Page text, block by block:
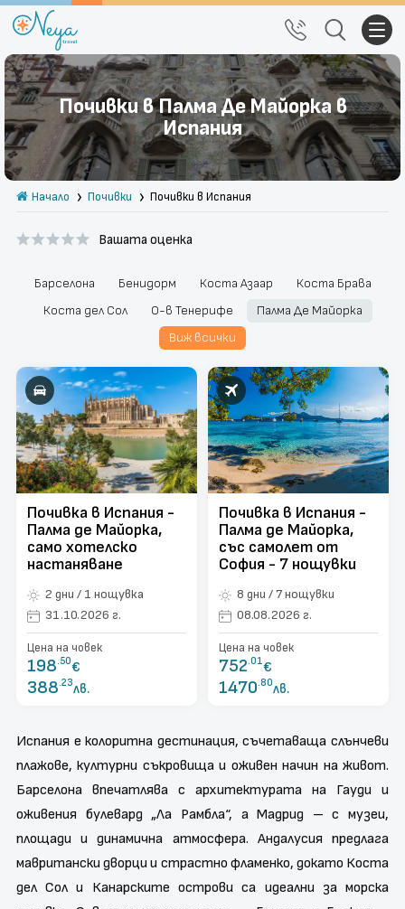
Почивки
Екскурзии
Тръгване от Варна
Екзотика
Почивки в България
Круизи
Празници
За нас
Правила за сайта
Политика за
поверителност
Блог
Контакти
Запитване
Почивки в Палма Де Майорка в
Испания
Начало Почивки Почивки в Испания
Вашата оценка
Барселона Бенидорм Коста Азаар
Коста Брава
Коста дел Сол
О-в Тенерифе
Палма Де Майорка
Виж всички
Почивка в Испания -
Палма де Майорка,
само хотелско
настаняване
2 дни / 1 нощувка
31.10.2026 г.
Цена на човек
198 .50€
388 .23лв.
Почивка в Испания -
Палма де Майорка,
със самолет от
София - 7 нощувки
8 дни / 7 нощувки
08.08.2026 г.
Цена на човек
752 .01 €
1470 .80лв.
Испания е колоритна дестинация, съчетаваща слънчеви
плажове, културни съкровища и оживен начин на живот.
Барселона впечатлява с архитектурата на Гауди и
оживения булевард „Ла Рамбла“, а Мадрид – с музеи,
площади и динамична атмосфера. Андалусия предлага
мавритански дворци и страстно фламенко, докато Коста
дел Сол и Канарските острови са идеални за морска